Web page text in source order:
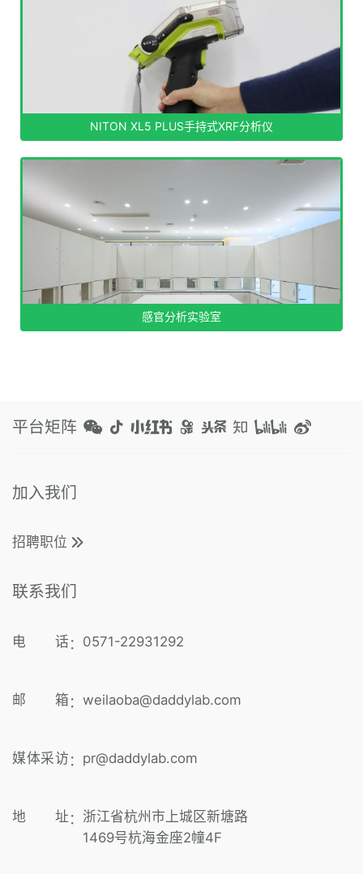
NITON XL5 PLUS手持式XRF分析仪
感官分析实验室
老爸实验室核心信息
平台矩阵
加入我们
招聘职位
联系我们
电 话 ： 0571-22931292
邮 箱 ： weilaoba@daddylab.com
媒体采访 ： pr@daddylab.com
地 址 ： 浙江省杭州市上城区新塘路
1469号杭海金座2幢4F